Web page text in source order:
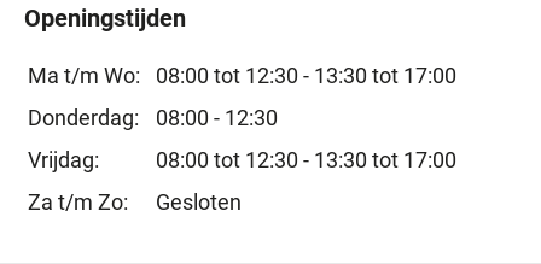
Openingstijden
Ma t/m Wo: 08:00 tot 12:30 - 13:30 tot 17:00
Donderdag:
08:00 - 12:30
Vrijdag:
08:00 tot 12:30 - 13:30 tot 17:00
Za t/m Zo:
Gesloten